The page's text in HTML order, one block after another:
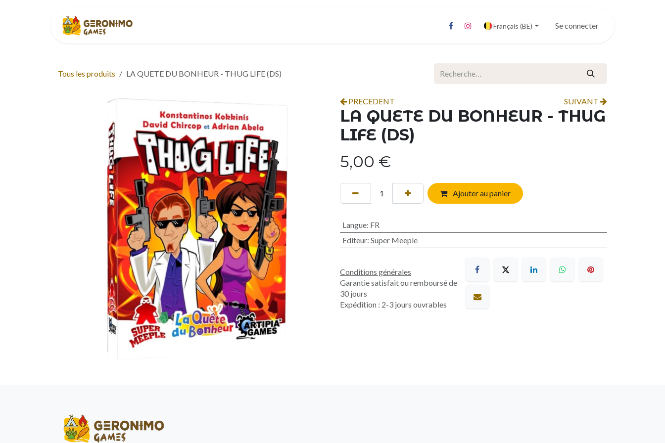
Français (BE) Se connecter
Tous les produits LA QUETE DU BONHEUR - THUG LIFE (DS)
PRECEDENT SUIVANT
LA QUETE DU BONHEUR - THUG
LIFE (DS)
5,00 €
Ajouter au panier
Langue: FR
Editeur: Super Meeple
Conditions générales
Garantie satisfait ou remboursé de
30 jours
Expédition : 2-3 jours ouvrables